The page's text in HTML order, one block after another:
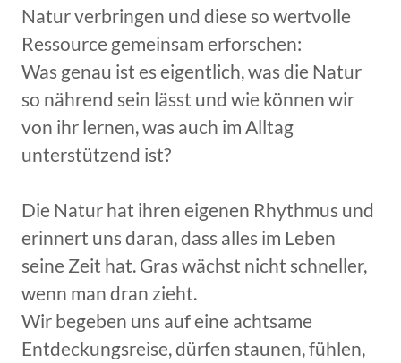
Natur verbringen und diese so wertvolle
Ressource gemeinsam erforschen:
Was genau ist es eigentlich, was die Natur
so nährend sein lässt und wie können wir
von ihr lernen, was auch im Alltag
unterstützend ist?
Die Natur hat ihren eigenen Rhythmus und
erinnert uns daran, dass alles im Leben
seine Zeit hat. Gras wächst nicht schneller,
wenn man dran zieht.
Wir begeben uns auf eine achtsame
Entdeckungsreise, dürfen staunen, fühlen,